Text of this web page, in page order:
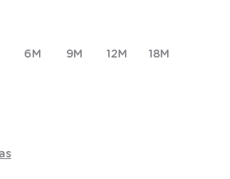
6M 9M 12M 18M